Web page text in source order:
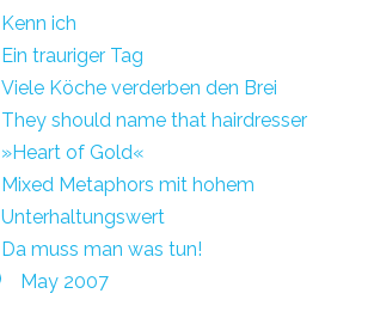
Kenn ich
Ein trauriger Tag
Viele Köche verderben den Brei
They should name that hairdresser
»Heart of Gold«
Mixed Metaphors mit hohem
Unterhaltungswert
Da muss man was tun!
May 2007